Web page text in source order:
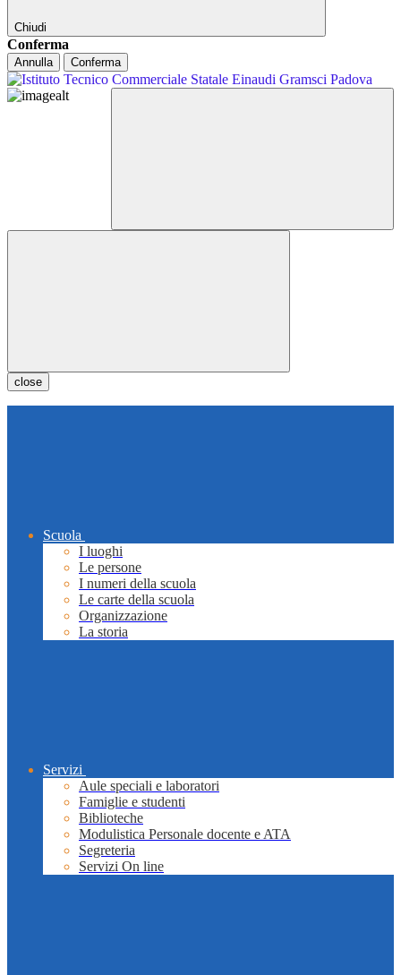
Chiudi
Conferma
Annulla Conferma
close
Scuola
I luoghi
Le persone
I numeri della scuola
Le carte della scuola
Organizzazione
La storia
Servizi
Aule speciali e laboratori
Famiglie e studenti
Biblioteche
Modulistica Personale docente e ATA
Segreteria
Servizi On line